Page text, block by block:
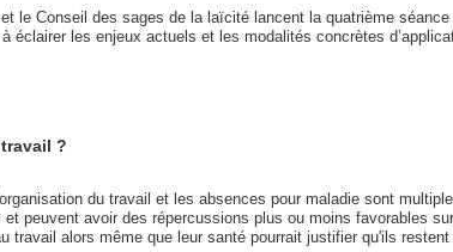
le Conseil des sages de la laïcité lancent la quatrième séance
éclairer les enjeux actuels et les modalités concrètes
?
du travail et les absences pour maladie sont
peuvent avoir des répercussions plus ou moins favorables
travail alors même que leur santé pourrait justifier qu'ils restent